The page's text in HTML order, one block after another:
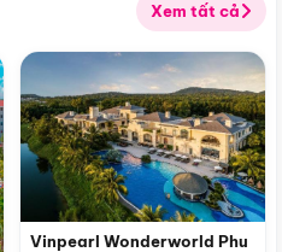
Xem tất cả
Vinpearl Wonderworld Phu